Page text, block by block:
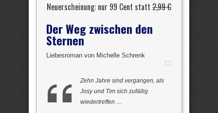
Neuerscheinung: nur 99 Cent statt 2,99 €
Der Weg zwischen den
Sternen
Liebesroman von Michelle Schrenk
Zehn Jahre sind vergangen, als
Josy und Tim sich zufällig
wiedertreffen …